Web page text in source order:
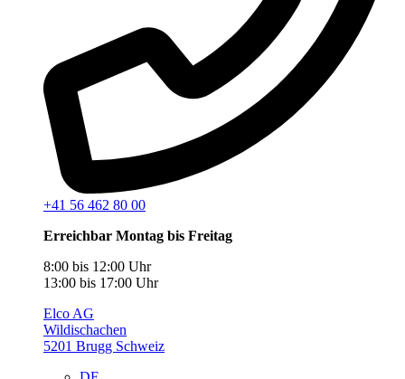
+41 56 462 80 00
Erreichbar Montag bis Freitag
8:00 bis 12:00 Uhr
13:00 bis 17:00 Uhr
Elco AG
Wildischachen
5201 Brugg Schweiz